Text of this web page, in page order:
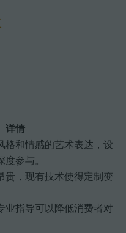
详情
格和情感的艺术表达，设
参与。
贵，现有技术使得定制变
业指导可以降低消费者对